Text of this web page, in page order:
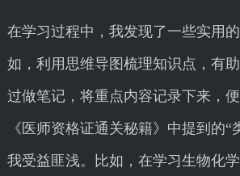
在学习过程中，我发现了一些实用
如，利用思维导图梳理知识点，有
过做笔记，将重点内容记录下来，
《医师资格证通关秘籍》中提到的“
我受益匪浅。比如，在学习生物化